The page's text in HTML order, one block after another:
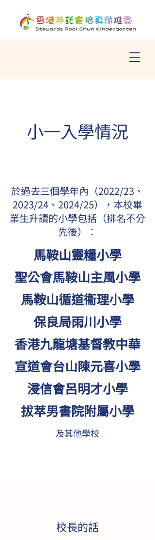
小一入學情況
於過去三個學年內（2022/23、
2023/24、2024/25），本校畢
業生升讀的小學包括（排名不分
先後）：
馬鞍山靈糧小學
聖公會馬鞍山主風小學
馬鞍山循道衞理小學
保良局雨川小學
香港九龍塘基督教中華
宣道會台山陳元喜小學
浸信會呂明才小學
​拔萃男書院附屬小學
​及其他學校
​校長的話